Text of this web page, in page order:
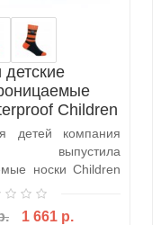
детские
Children
(DS546)
детей компания
носки Children
н..
1 661 р.